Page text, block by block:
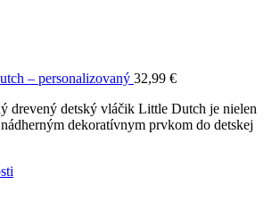
– personalizovaný 32,99 €
drevený detský vláčik Little Dutch je nielen
dekoratívnym prvkom do detskej